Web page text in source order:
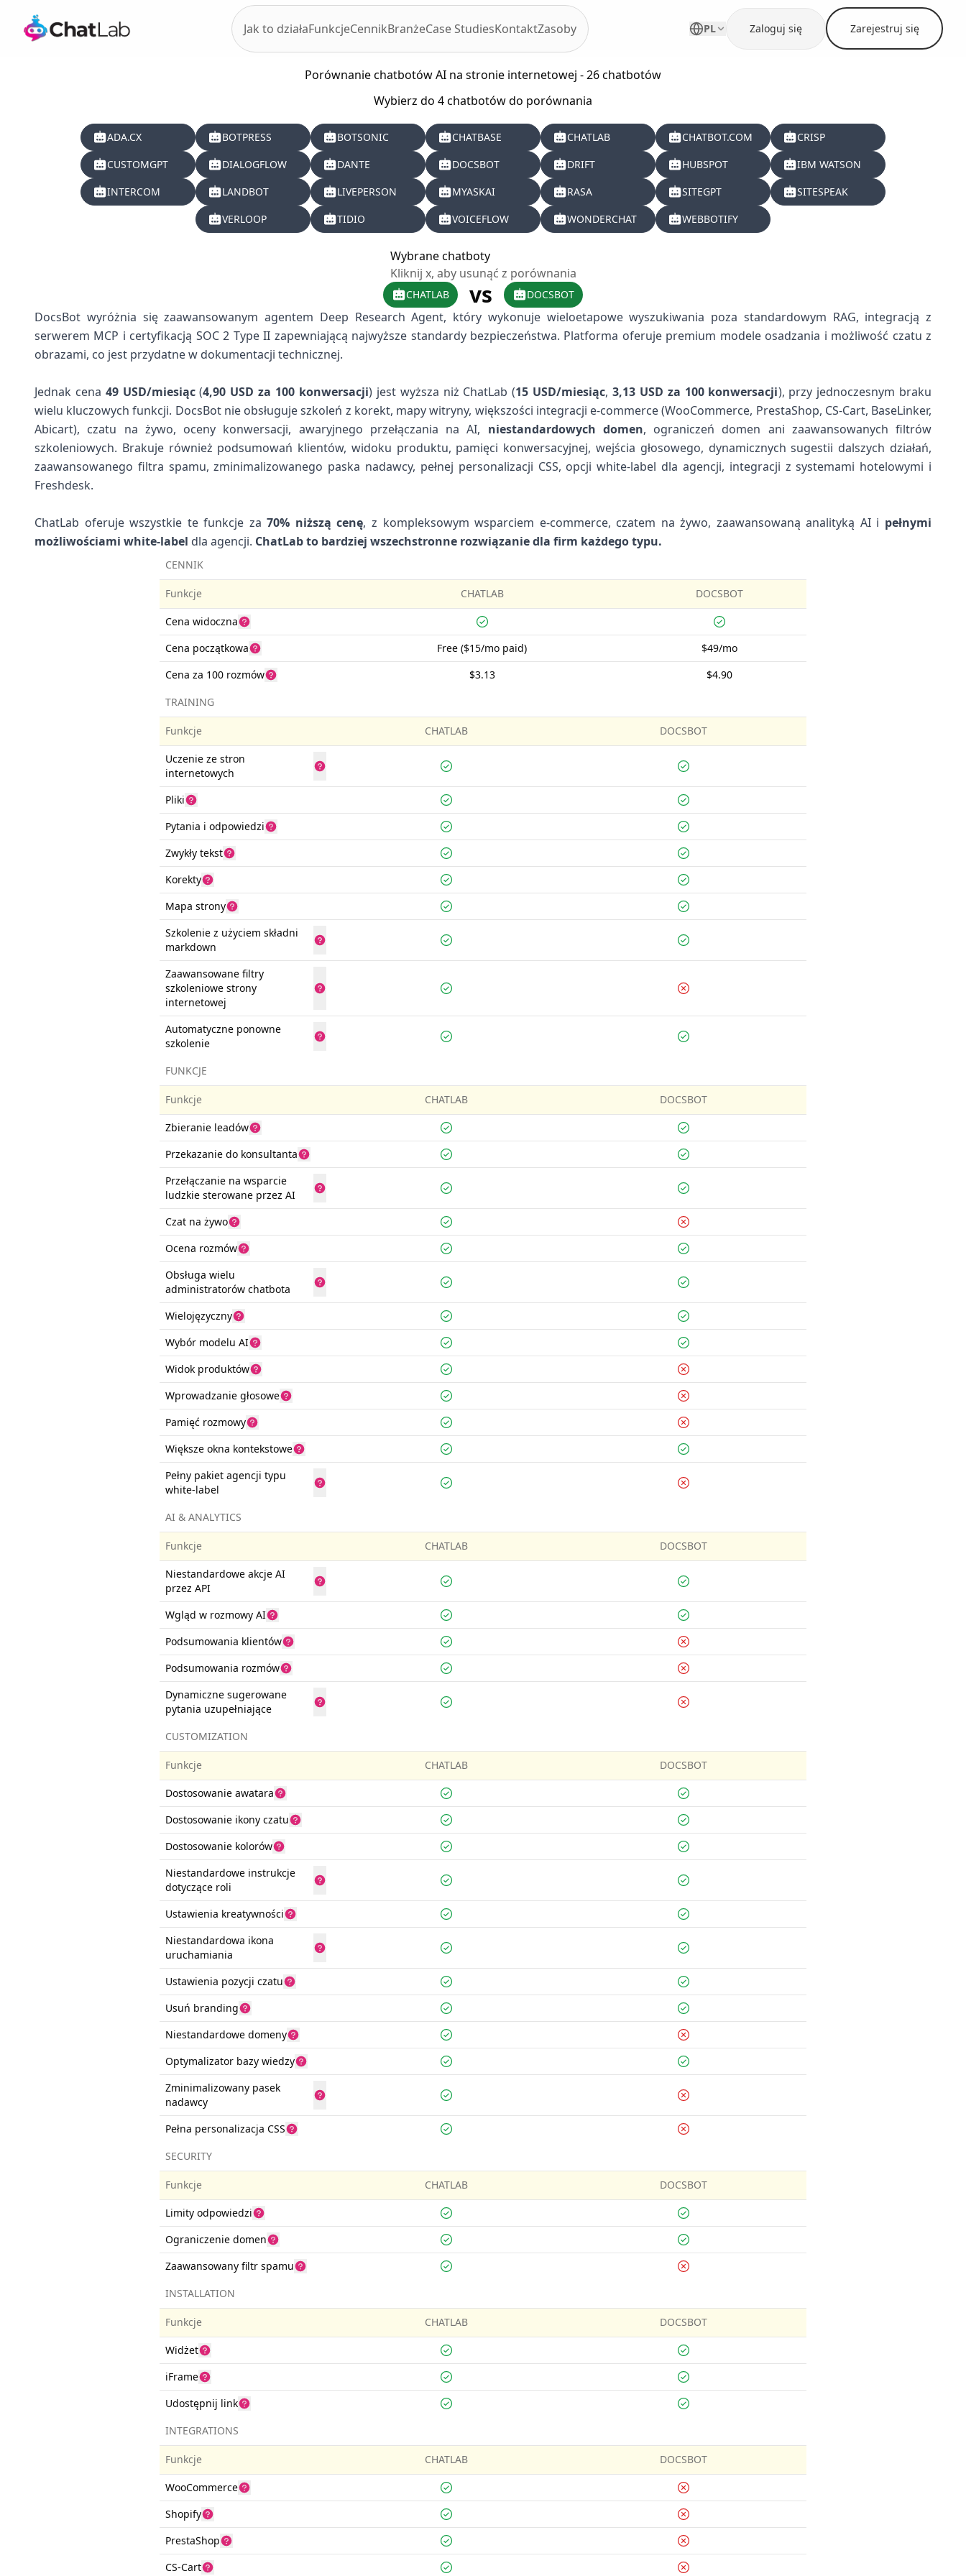
Jak to działaFunkcjeCennikBranżeCase StudiesKontaktZasoby PL Zaloguj się Zarejestruj się
Porównanie chatbotów AI na stronie internetowej - 26 chatbotów
Wybierz do 4 chatbotów do porównania
ADA.CX BOTPRESS BOTSONIC CHATBASE CHATLAB CHATBOT.COM
CRISP
CUSTOMGPT
DIALOGFLOW DANTE DOCSBOT DRIFT HUBSPOT
IBM WATSON
INTERCOM
LANDBOT LIVEPERSON MYASKAI RASA SITEGPT
SITESPEAK
VERLOOP
TIDIO VOICEFLOW WONDERCHAT WEBBOTIFY
Wybrane chatboty
Kliknij x, aby usunąć z porównania
CHATLAB vs DOCSBOT
DocsBot wyróżnia się zaawansowanym agentem Deep Research Agent, który wykonuje wieloetapowe wyszukiwania poza standardowym RAG, integracją z
serwerem MCP i certyfikacją SOC 2 Type II zapewniającą najwyższe standardy bezpieczeństwa. Platforma oferuje premium modele osadzania i możliwość czatu z
obrazami, co jest przydatne w dokumentacji technicznej.
Jednak cena 49 USD/miesiąc(4,90 USD za 100 konwersacji) jest wyższa niż ChatLab (15 USD/miesiąc,3,13 USD za 100 konwersacji), przy jednoczesnym braku
wielu kluczowych funkcji. DocsBot nie obsługuje szkoleń z korekt, mapy witryny, większości integracji e-commerce (WooCommerce, PrestaShop, CS-Cart, BaseLinker,
Abicart), czatu na żywo, oceny konwersacji, awaryjnego przełączania na AI, niestandardowych domen, ograniczeń domen ani zaawansowanych filtrów
szkoleniowych. Brakuje również podsumowań klientów, widoku produktu, pamięci konwersacyjnej, wejścia głosowego, dynamicznych sugestii dalszych działań,
zaawansowanego filtra spamu, zminimalizowanego paska nadawcy, pełnej personalizacji CSS, opcji white-label dla agencji, integracji z systemami hotelowymi i
Freshdesk.
ChatLab oferuje wszystkie te funkcje za70% niższą cenę, z kompleksowym wsparciem e-commerce, czatem na żywo, zaawansowaną analityką AI i pełnymi
możliwościami white-label dla agencji. ChatLab to bardziej wszechstronne rozwiązanie dla firm każdego typu.
CENNIK
Funkcje CHATLAB DOCSBOT
Cena widoczna
Cena początkowa
Free ($15/mo paid)
$49/mo
Cena za 100 rozmów
$3.13
$4.90
TRAINING
Funkcje CHATLAB DOCSBOT
Uczenie ze stron
internetowych
Pliki
Pytania i odpowiedzi
Zwykły tekst
Korekty
Mapa strony
Szkolenie z użyciem składni
markdown
Zaawansowane filtry
szkoleniowe strony
internetowej
Automatyczne ponowne
szkolenie
FUNKCJE
Funkcje CHATLAB DOCSBOT
Zbieranie leadów
Przekazanie do konsultanta
Przełączanie na wsparcie
ludzkie sterowane przez AI
Czat na żywo
Ocena rozmów
Obsługa wielu
administratorów chatbota
Wielojęzyczny
Wybór modelu AI
Widok produktów
Wprowadzanie głosowe
Pamięć rozmowy
Większe okna kontekstowe
Pełny pakiet agencji typu
white-label
AI & ANALYTICS
Funkcje CHATLAB DOCSBOT
Niestandardowe akcje AI
przez API
Wgląd w rozmowy AI
Podsumowania klientów
Podsumowania rozmów
Dynamiczne sugerowane
pytania uzupełniające
CUSTOMIZATION
Funkcje CHATLAB DOCSBOT
Dostosowanie awatara
Dostosowanie ikony czatu
Dostosowanie kolorów
Niestandardowe instrukcje
dotyczące roli
Ustawienia kreatywności
Niestandardowa ikona
uruchamiania
Ustawienia pozycji czatu
Usuń branding
Niestandardowe domeny
Optymalizator bazy wiedzy
Zminimalizowany pasek
nadawcy
Pełna personalizacja CSS
SECURITY
Funkcje CHATLAB DOCSBOT
Limity odpowiedzi
Ograniczenie domen
Zaawansowany filtr spamu
INSTALLATION
Funkcje CHATLAB DOCSBOT
Widżet
iFrame
Udostępnij link
INTEGRATIONS
Funkcje CHATLAB DOCSBOT
WooCommerce
Shopify
PrestaShop
CS-Cart